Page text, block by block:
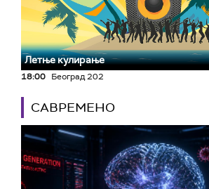
Летње кулирање
18:00 Београд 202
САВРЕМЕНО